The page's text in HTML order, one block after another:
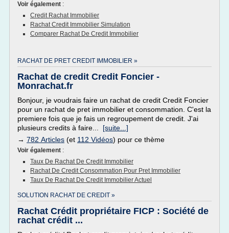
Voir également :
Credit Rachat Immobilier
Rachat Credit Immobilier Simulation
Comparer Rachat De Credit Immobilier
RACHAT DE PRET CREDIT IMMOBILIER »
Rachat de credit Credit Foncier -
Monrachat.fr
Bonjour, je voudrais faire un rachat de credit Credit Foncier
pour un rachat de pret immobilier et consommation. C'est la
premiere fois que je fais un regroupement de credit. J'ai
plusieurs credits à faire... [suite...]
→ 782 Articles (et 112 Vidéos) pour ce thème
Voir également :
Taux De Rachat De Credit Immobilier
Rachat De Credit Consommation Pour Pret Immobilier
Taux De Rachat De Credit Immobilier Actuel
SOLUTION RACHAT DE CREDIT »
Rachat Crédit propriétaire FICP : Société de
rachat crédit ...